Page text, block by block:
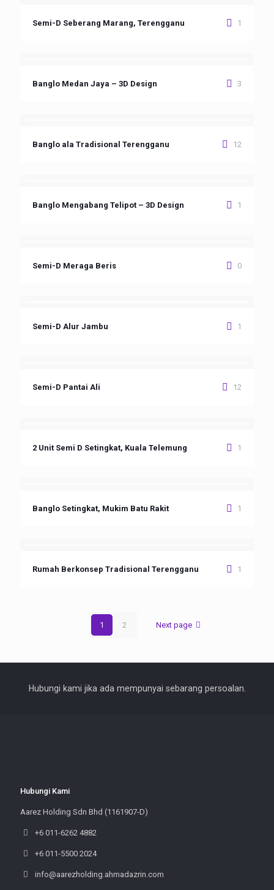
Semi-D Seberang Marang, Terengganu 1
Banglo Medan Jaya – 3D Design 3
Banglo ala Tradisional Terengganu 12
Banglo Mengabang Telipot – 3D Design 1
Semi-D Meraga Beris 0
Semi-D Alur Jambu 1
Semi-D Pantai Ali 12
2 Unit Semi D Setingkat, Kuala Telemung 1
Banglo Setingkat, Mukim Batu Rakit 1
Rumah Berkonsep Tradisional Terengganu 1
1 2 Next page
Hubungi kami jika ada mempunyai sebarang persoalan.
Hubungi Kami
Aarez Holding Sdn Bhd (1161907-D)
+6 011-6262 4882
+6 011-5500 2024
info@aarezholding.ahmadazrin.com